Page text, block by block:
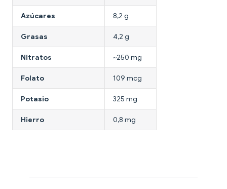
Azúcares 8,2 g
Grasas 4,2 g
Nitratos ~250 mg
Folato 109 mcg
Potasio 325 mg
Hierro 0,8 mg